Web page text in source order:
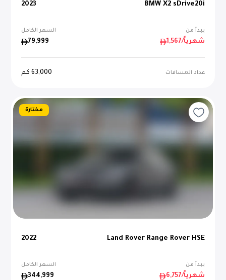
BMW X2 sDrive20i
2023
يبدأ من السعر الكامل
1,567 /شهرياً 79,999
عداد المسافات 63,000 كم
مختارة
Land Rover Range Rover HSE
2022
يبدأ من السعر الكامل
6,757 /شهرياً 344,999